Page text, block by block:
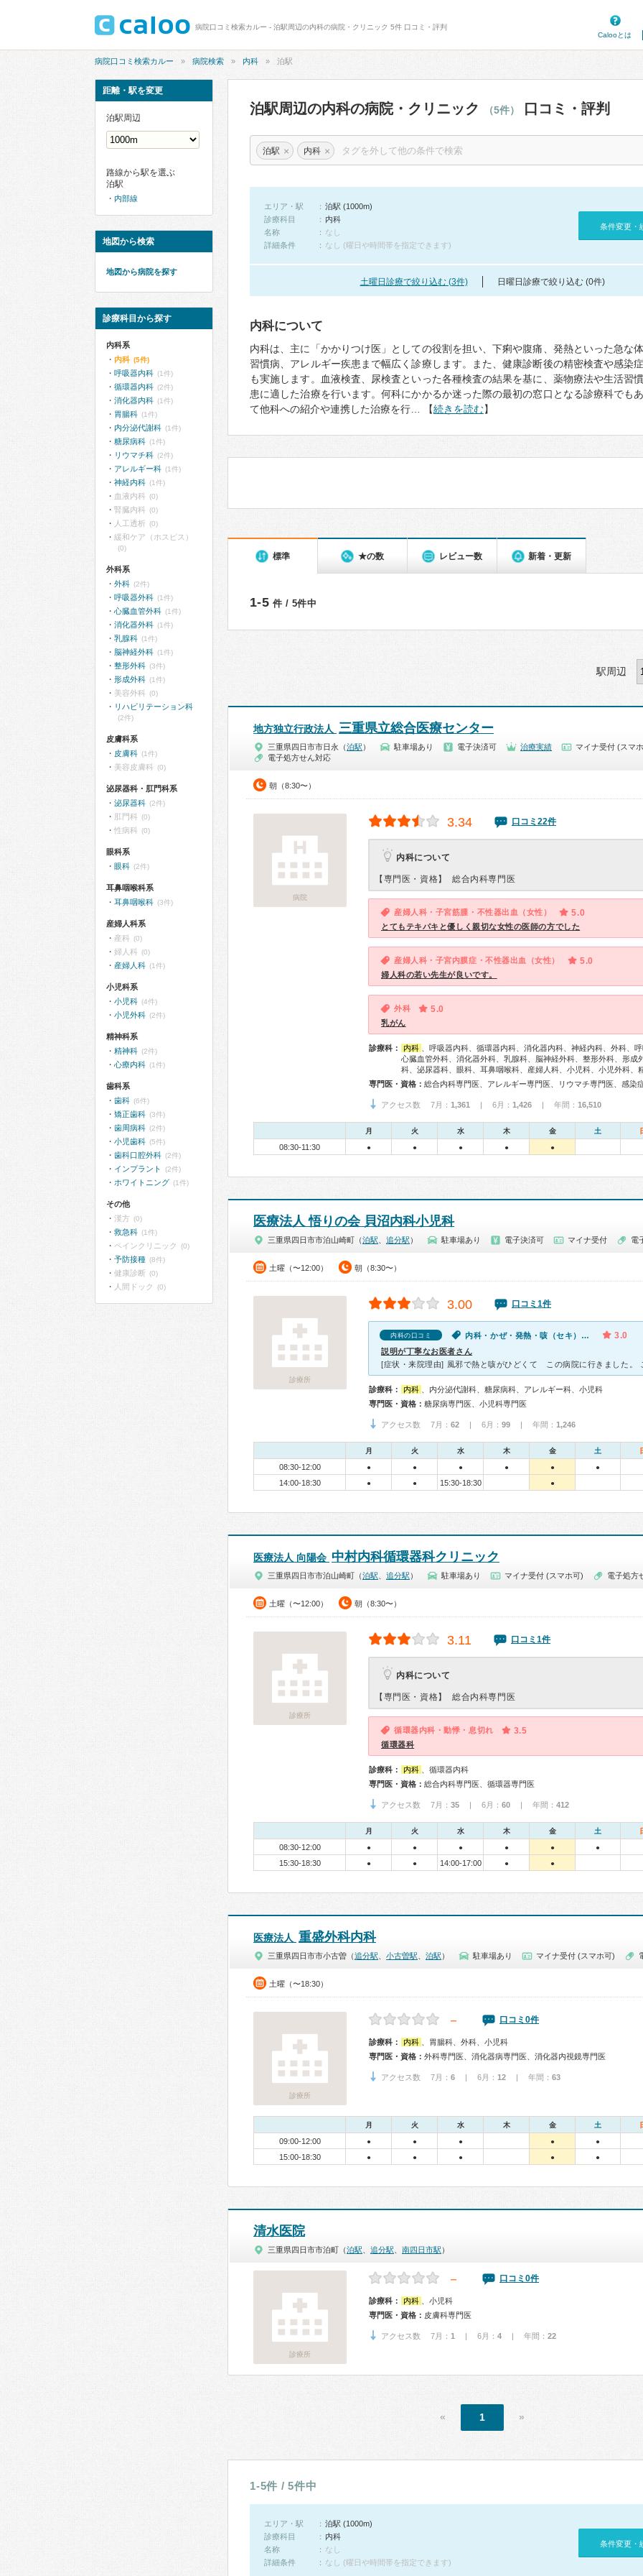
病院口コミ検索カルー - 泊駅周辺の内科の病院・クリニック 5件 口コミ・評判
Calooとは
病院口コミ検索カルー 病院検索 内科 泊駅
泊駅周辺の内科の病院・クリニック （5件） 口コミ・評判
泊駅 × 内科 ×
エリア・駅
泊駅 (1000m)
診療科目
内科
名称
なし
詳細条件
なし (曜日や時間帯を指定できます)
条件変更・
土曜日診療で絞り込む (3件) 日曜日診療で絞り込む (0件)
内科について
内科は、主に「かかりつけ医」としての役割を担い、下痢や腹痛、発熱といった急な
習慣病、アレルギー疾患まで幅広く診療します。また、健康診断後の精密検査や感染
も実施します。血液検査、尿検査といった各種検査の結果を基に、薬物療法や生活習
患に適した治療を行います。何科にかかるか迷った際の最初の窓口となる診療科でも
て他科への紹介や連携した治療を行… 【続きを読む】
標準 ★の数 レビュー数 新着・更新
1-5 件 / 5件中
駅周辺
地方独立行政法人 三重県立総合医療センター
三重県四日市市日永（泊駅 ） 駐車場あり 電子決済可 治療実績
マイナ受付 (スマ
電子処方せん対応
朝（8:30〜）
病院
3.34 口コミ22件
内科について
【専門医・資格】 総合内科専門医
産婦人科・子宮筋腫・不性器出血（女性） 5.0
とてもテキパキと優しく親切な女性の医師の方でした
産婦人科・子宮内膜症・不性器出血（女性） 5.0
婦人科の若い先生が良いです。
外科 5.0
乳がん
診療科： 内科
、呼吸器内科、循環器内科、消化器内科、神経内科、外科、
心臓血管外科、消化器外科、乳腺科、脳神経外科、整形外科、形成
科、泌尿器科、眼科、耳鼻咽喉科、産婦人科、小児科、小児外科、
専門医・資格：
アクセス数 7月： 1,361 | 6月： 1,426 | 年間： 16,510
月 火 水 木 金 土
08:30-11:30 ● ● ● ● ●
医療法人 悟りの会 貝沼内科小児科
三重県四日市市泊山崎町（泊駅 追分駅 ） 駐車場あり 電子決済可 マイナ受付 電
土曜（〜12:00） 朝（8:30〜）
診療所
3.00 口コミ1件
内科の口コミ 内科・かぜ・発熱・咳（セキ）・喉が痛い 3.0
説明が丁寧なお医者さん
診療科： 内科
、内分泌代謝科、糖尿病科、アレルギー科、小児科
専門医・資格： 糖尿病専門医、小児科専門医
アクセス数 7月： 62 | 6月： 99 | 年間： 1,246
月 火 水 木 金 土
08:30-12:00 ● ● ● ● ● ●
14:00-18:30 ● ● 15:30-18:30 ●
医療法人 向陽会 中村内科循環器科クリニック
三重県四日市市泊山崎町（泊駅 追分駅 ） 駐車場あり マイナ受付 (スマホ可) 電子処方
土曜（〜12:00） 朝（8:30〜）
診療所
3.11 口コミ1件
内科について
【専門医・資格】 総合内科専門医
循環器内科・動悸・息切れ 3.5
循環器科
診療科： 内科
、循環器内科
専門医・資格： 総合内科専門医、循環器専門医
アクセス数 7月： 35 | 6月： 60 | 年間： 412
月 火 水 木 金 土
08:30-12:00 ● ● ● ● ● ●
15:30-18:30 ● ● 14:00-17:00 ● ●
医療法人 重盛外科内科
三重県四日市市小古曽（追分駅 小古曽駅 泊駅 ） 駐車場あり マイナ受付 (スマホ可)
土曜（〜18:30）
診療所
－ 口コミ0件
診療科： 内科
、胃腸科、外科、小児科
専門医・資格： 外科専門医、消化器病専門医、消化器内視鏡専門医
アクセス数 7月： 6 | 6月： 12 | 年間： 63
月 火 水 木 金 土
09:00-12:00 ● ● ● ● ●
15:00-18:30 ● ● ● ● ●
清水医院
三重県四日市市泊町（泊駅 追分駅 南四日市駅 ）
診療所
－ 口コミ0件
診療科： 内科
、小児科
専門医・資格： 皮膚科専門医
アクセス数 7月： 1 | 6月： 4 | 年間： 22
« 1 »
1-5件 / 5件中
エリア・駅
泊駅 (1000m)
診療科目
内科
名称
なし
詳細条件
なし (曜日や時間帯を指定できます)
条件変更・
距離・駅を変更
泊駅周辺
路線から駅を選ぶ
泊駅
内部線
地図から検索
地図から病院を探す
診療科目から探す
内科系
内科 (5件)
呼吸器内科 (1件)
循環器内科 (2件)
消化器内科 (1件)
胃腸科 (1件)
内分泌代謝科 (1件)
糖尿病科 (1件)
リウマチ科 (2件)
アレルギー科 (1件)
神経内科 (1件)
血液内科 (0)
腎臓内科 (0)
人工透析 (0)
緩和ケア（ホスピス）
(0)
外科系
外科 (2件)
呼吸器外科 (1件)
心臓血管外科 (1件)
消化器外科 (1件)
乳腺科 (1件)
脳神経外科 (1件)
整形外科 (3件)
形成外科 (1件)
美容外科 (0)
リハビリテーション科
(2件)
皮膚科系
皮膚科 (1件)
美容皮膚科 (0)
泌尿器科・肛門科系
泌尿器科 (2件)
肛門科 (0)
性病科 (0)
眼科系
眼科 (2件)
耳鼻咽喉科系
耳鼻咽喉科 (3件)
産婦人科系
産科 (0)
婦人科 (0)
産婦人科 (1件)
小児科系
小児科 (4件)
小児外科 (2件)
精神科系
精神科 (2件)
心療内科 (1件)
歯科系
歯科 (6件)
矯正歯科 (3件)
歯周病科 (2件)
小児歯科 (5件)
歯科口腔外科 (2件)
インプラント (2件)
ホワイトニング (1件)
その他
漢方 (0)
救急科 (1件)
ペインクリニック (0)
予防接種 (8件)
健康診断 (0)
人間ドック (0)